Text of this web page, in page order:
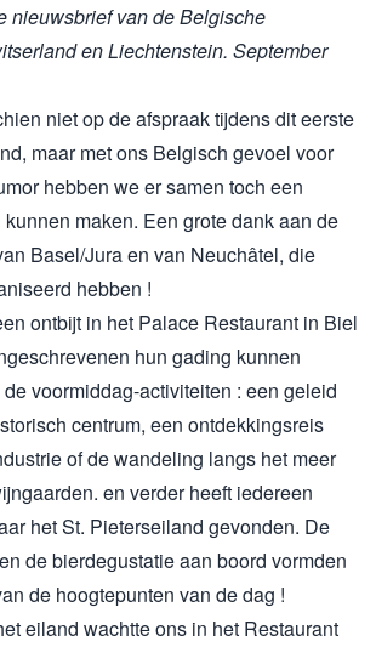
nieuwsbrief van de Belgische
en Liechtenstein. September
niet op de afspraak tijdens dit eerste
maar met ons Belgisch gevoel voor
hebben we er samen toch een
maken. Een grote dank aan de
Basel/Jura en van Neuchâtel, die
hebben !
ontbijt in het Palace Restaurant in Biel
hun gading kunnen
voormiddag-activiteiten : een geleid
centrum, een ontdekkingsreis
of de wandeling langs het meer
en verder heeft iedereen
het St. Pieterseiland gevonden. De
de bierdegustatie aan boord vormden
de hoogtepunten van de dag !
eiland wachtte ons in het Restaurant